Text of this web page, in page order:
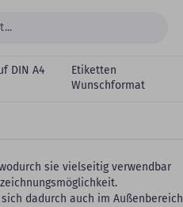
DIN A4
Etiketten
Wunschformat
sie vielseitig verwendbar
dadurch auch im Außenbereich